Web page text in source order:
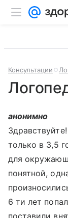
Консультации
анонимно
только в 3,5
для
понятной,
6 ти лет
поставили